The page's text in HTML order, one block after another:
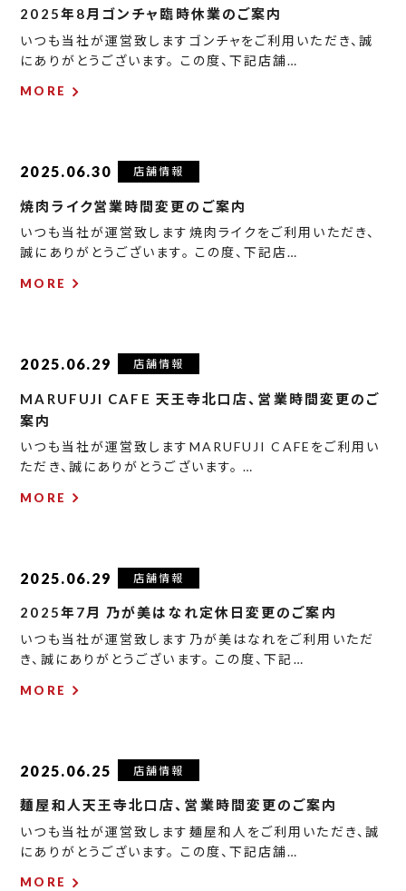
2025年8月ゴンチャ臨時休業のご案内
いつも当社が運営致しますゴンチャをご利用いただき、誠
にありがとうございます。 この度、下記店舗…
MORE
2025.06.30 店舗情報
焼肉ライク営業時間変更のご案内
いつも当社が運営致します焼肉ライクをご利用いただき、
誠にありがとうございます。 この度、下記店…
MORE
2025.06.29 店舗情報
MARUFUJI CAFE 天王寺北口店、営業時間変更のご
案内
いつも当社が運営致しますMARUFUJI CAFEをご利用い
ただき、誠にありがとうございます。 …
MORE
2025.06.29 店舗情報
2025年7月 乃が美はなれ定休日変更のご案内
いつも当社が運営致します乃が美はなれをご利用いただ
き、誠にありがとうございます。 この度、下記…
MORE
2025.06.25 店舗情報
麺屋和人天王寺北口店、営業時間変更のご案内
いつも当社が運営致します麺屋和人をご利用いただき、誠
にありがとうございます。 この度、下記店舗…
MORE